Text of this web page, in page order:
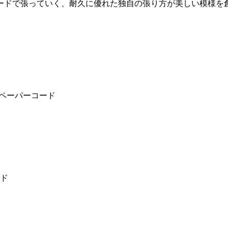
で張っていく、耐久に優れた独自の張り方が美しい模様を
ーパーコード